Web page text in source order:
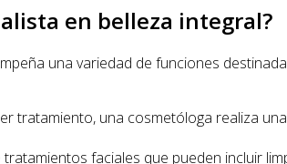
en belleza integral?
una variedad de funciones
tratamiento, una cosmetóloga realiza
tratamientos faciales que pueden incluir